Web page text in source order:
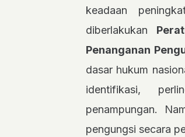
keadaan
diberlakukan
Penanganan
dasar hukum
identifikasi,
penampungan.
pengungsi secara